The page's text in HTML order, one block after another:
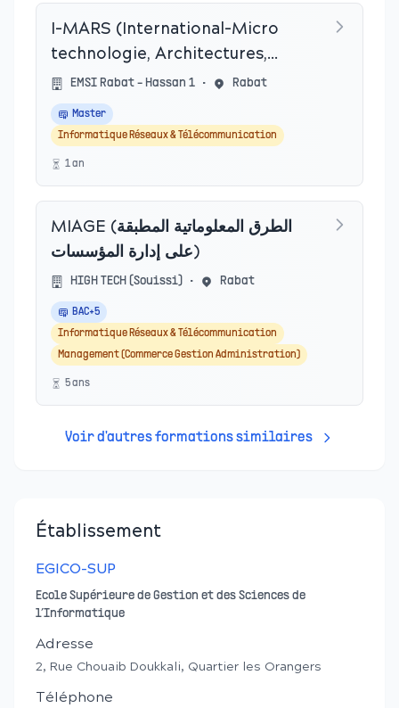
I-MARS (International-Micro
technologie, Architectures,
Réseaux & Systèmes)
EMSI Rabat - Hassan 1 • Rabat
Master
Informatique Réseaux & Télécommunication
1an
MIAGE (الطرق المعلوماتية المطبقة
على إدارة المؤسسات)
HIGH TECH (Souissi) • Rabat
BAC+5
Informatique Réseaux & Télécommunication
Management (Commerce Gestion Administration)
5ans
Voir d'autres formations similaires
Établissement
EGICO-SUP
Ecole Supérieure de Gestion et des Sciences de
l’Informatique
Adresse
2, Rue Chouaib Doukkali, Quartier les Orangers
Téléphone